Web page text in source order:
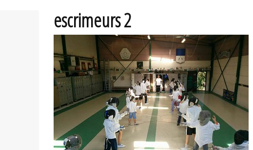
escrimeurs 2